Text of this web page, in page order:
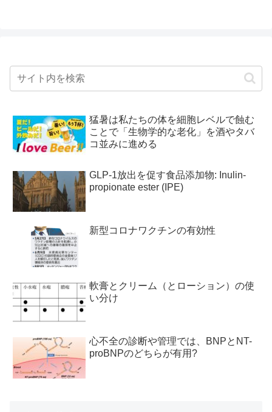
猛暑は私たちの体を細胞レベルで蝕む
ことで「生物学的な老化」を酒やタバ
コ並みに進める
GLP-1放出を促す食品添加物: Inulin-
propionate ester (IPE)
新型コロナワクチンの有効性
軟膏とクリーム（とローション）の使
い分け
心不全の診断や管理では、BNPとNT-
proBNPのどちらが有用?